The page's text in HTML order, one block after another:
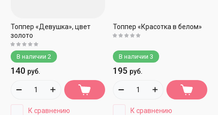
Топпер «Девушка», цвет
золото
В наличии 2
140 руб.
К сравнению
Топпер «Красотка в белом»
В наличии 3
195 руб.
К сравнению